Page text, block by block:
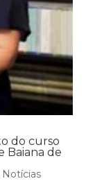
do curso
Baiana de
Notícias